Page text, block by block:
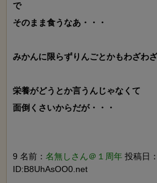
で
そのまま食うなあ・・・
みかんに限らずりんごとかもわざわ
栄養がどうとか言うんじゃなくて
面倒くさいからだが・・・
9 名前： 名無しさん＠１周年 投稿日
ID:B8UhAsOO0.net